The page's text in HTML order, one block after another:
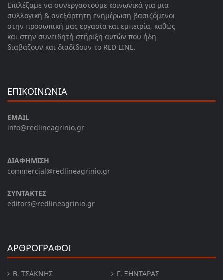
Επιλέξαμε να συνεργαστούμε κοινωνικά για μια
συλλογική & ανεξάρτητη ενημέρωση βασιζόμενοι
στην προσωπική μας εργασία και εμπειρία, καθώς
και στην συνειδητή στήριξη αυτών που ήδη
διαβάζουν και διαδίδουν το RED LINE.
ΕΠΙΚΟΙΝΩΝΙΑ
EMAIL
info@redlineagrinio.gr
ΔΙΑΦΗΜΙΣΗ
commercial@redlineagrinio.gr
ΣΥΝΤΑΚΤΕΣ
editors@redlineagrinio.gr
ΑΡΘΡΟΓΡΑΦΟΙ
Β. ΤΣΆΚΝΗΣ Γ. ΞΗΝΤΆΡΑΣ